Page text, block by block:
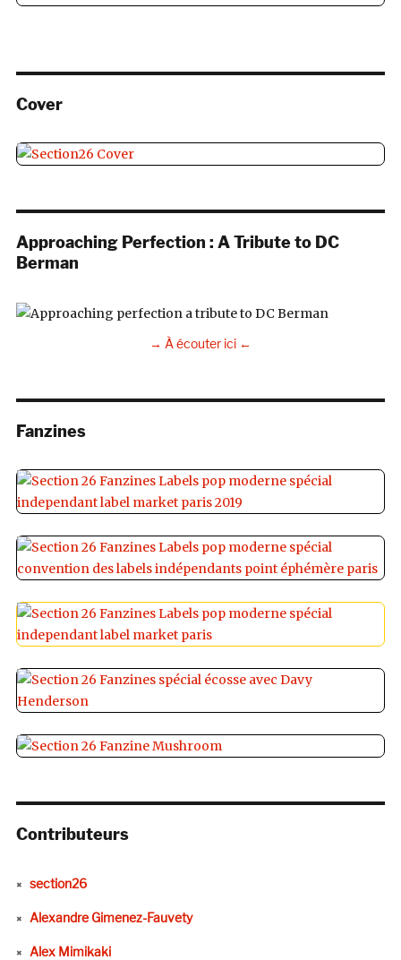
Cover
Approaching Perfection : A Tribute to DC
Berman
→ À écouter ici ←
Fanzines
Contributeurs
section26
Alexandre Gimenez-Fauvety
Alex Mimikaki